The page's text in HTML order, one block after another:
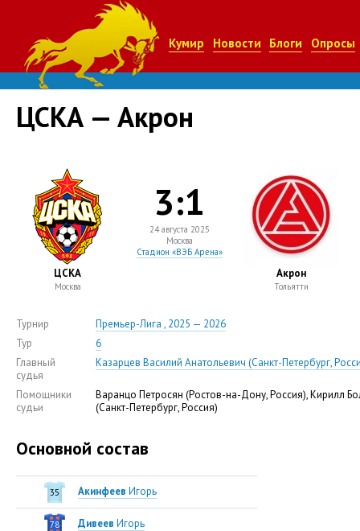
Кумир Новости Блоги Опросы
ЦСКА — Акрон
ЦСКА
Москва
3:1
24 августа 2025
Москва
Стадион «ВЭБ Арена»
Акрон
Тольятти
Турнир
Премьер-Лига , 2025 — 2026
Тур
6
Главный
судья
Казарцев Василий Анатольевич (Санкт-Петербург,
Помощники
судьи
Варанцо Петросян (Ростов-на-Дону, Россия), Кирилл
(Санкт-Петербург, Россия)
Основной состав
35 Акинфеев Игорь
78 Дивеев Игорь